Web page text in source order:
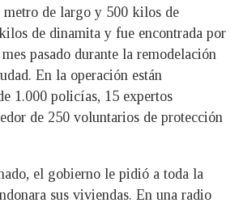
metro de largo y 500 kilos de
de dinamita y fue encontrada por
pasado durante la remodelación
En la operación están
1.000 policías, 15 expertos
de 250 voluntarios de protección
el gobierno le pidió a toda la
sus viviendas. En una radio